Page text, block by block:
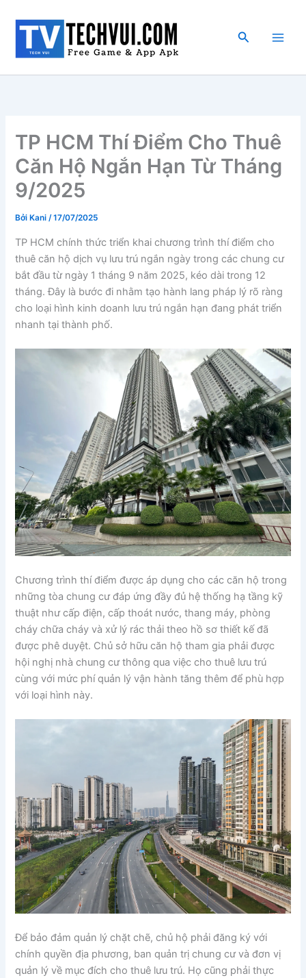
dung
Tìm
TP HCM Thí Điểm Cho Thuê
Căn Hộ Ngắn Hạn Từ Tháng
9/2025
Bởi Kani/17/07/2025
TP HCM chính thức triển khai chương trình thí điểm cho
thuê căn hộ dịch vụ lưu trú ngắn ngày trong các chung cư
bắt đầu từ ngày 1 tháng 9 năm 2025, kéo dài trong 12
tháng. Đây là bước đi nhằm tạo hành lang pháp lý rõ ràng
cho loại hình kinh doanh lưu trú ngắn hạn đang phát triển
nhanh tại thành phố.
Chương trình thí điểm được áp dụng cho các căn hộ trong
những tòa chung cư đáp ứng đầy đủ hệ thống hạ tầng kỹ
thuật như cấp điện, cấp thoát nước, thang máy, phòng
cháy chữa cháy và xử lý rác thải theo hồ sơ thiết kế đã
được phê duyệt. Chủ sở hữu căn hộ tham gia phải được
hội nghị nhà chung cư thông qua việc cho thuê lưu trú
cùng với mức phí quản lý vận hành tăng thêm để phù hợp
với loại hình này.
Để bảo đảm quản lý chặt chẽ, chủ hộ phải đăng ký với
chính quyền địa phương, ban quản trị chung cư và đơn vị
quản lý về mục đích cho thuê lưu trú. Họ cũng phải thực